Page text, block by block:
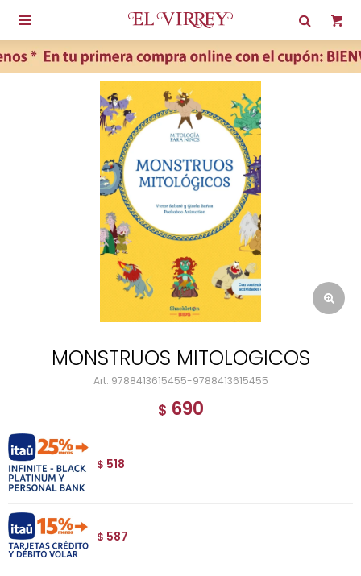

MONSTRUOS MITOLOGICOS
9788413615455-9788413615455
$ 690
$ 518
$ 587